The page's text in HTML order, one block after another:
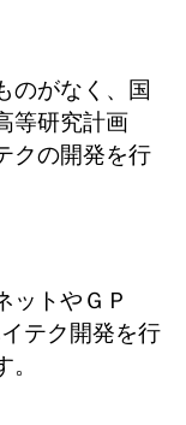
のがなく、国
等研究計画
クの開発を行
ットやＧＰ
テク開発を行